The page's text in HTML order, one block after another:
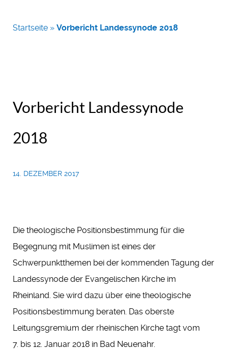
Startseite » Vorbericht Landessynode 2018
Vorbericht Landessynode
2018
14. DEZEMBER 2017
Die theologische Positionsbestimmung für die
Begegnung mit Muslimen ist eines der
Schwerpunktthemen bei der kommenden Tagung der
Landessynode der Evangelischen Kirche im
Rheinland. Sie wird dazu über eine theologische
Positionsbestimmung beraten. Das oberste
Leitungsgremium der rheinischen Kirche tagt vom
7. bis 12. Januar 2018 in Bad Neuenahr.